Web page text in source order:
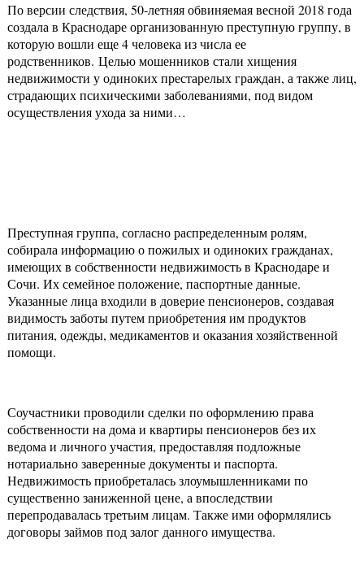
По версии следствия, 50-летняя обвиняемая весной 2018 года
создала в Краснодаре организованную преступную группу, в
которую вошли еще 4 человека из числа ее
родственников. Целью мошенников стали хищения
недвижимости у одиноких престарелых граждан, а также лиц,
страдающих психическими заболеваниями, под видом
осуществления ухода за ними…
Преступная группа, согласно распределенным ролям,
собирала информацию о пожилых и одиноких гражданах,
имеющих в собственности недвижимость в Краснодаре и
Сочи. Их семейное положение, паспортные данные.
Указанные лица входили в доверие пенсионеров, создавая
видимость заботы путем приобретения им продуктов
питания, одежды, медикаментов и оказания хозяйственной
помощи.
Соучастники проводили сделки по оформлению права
собственности на дома и квартиры пенсионеров без их
ведома и личного участия, предоставляя подложные
нотариально заверенные документы и паспорта.
Недвижимость приобреталась злоумышленниками по
существенно заниженной цене, а впоследствии
перепродавалась третьим лицам. Также ими оформлялись
договоры займов под залог данного имущества.